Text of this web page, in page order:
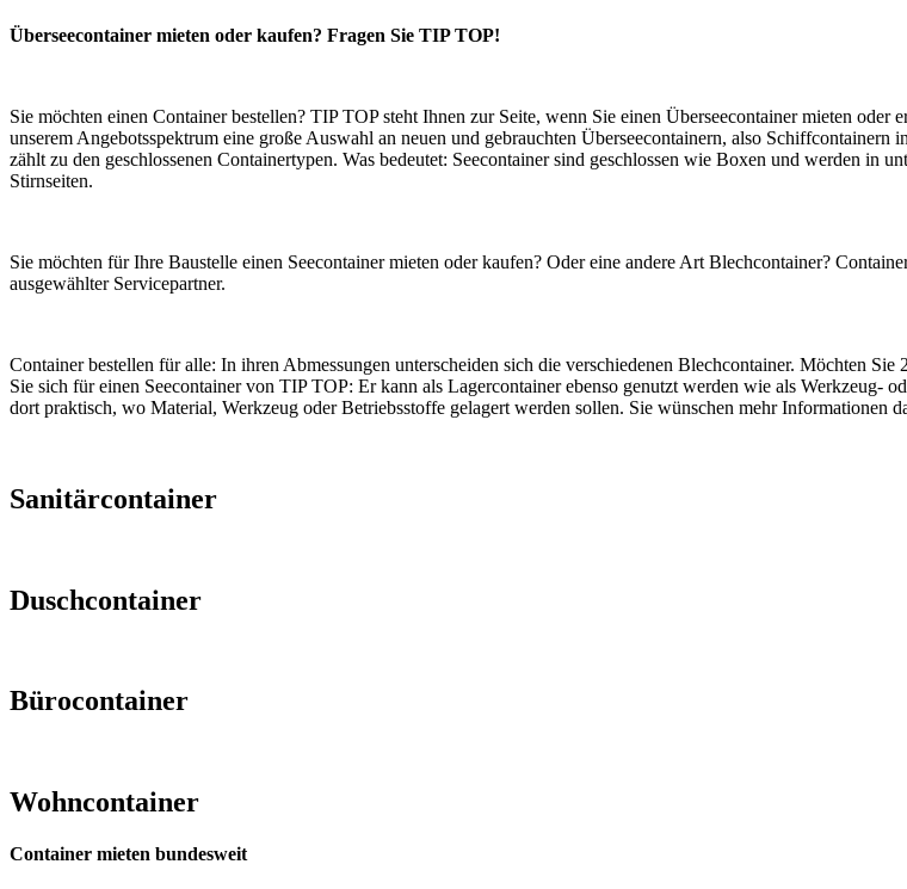
Überseecontainer mieten oder kaufen? Fragen Sie TIP TOP!
Sie möchten einen Container bestellen? TIP TOP steht Ihnen zur Seite, wenn Sie einen Überseecontainer mieten
unserem Angebotsspektrum eine große Auswahl an neuen und gebrauchten Überseecontainern, also
zählt zu den geschlossenen Containertypen. Was bedeutet: Seecontainer sind geschlossen wie Boxen und werden in
Stirnseiten.
Sie möchten für Ihre Baustelle einen Seecontainer mieten oder kaufen? Oder eine andere Art Blechcontainer?
ausgewählter Servicepartner.
Container bestellen für alle: In ihren Abmessungen unterscheiden sich die verschiedenen Blechcontainer. Möchten
Sie sich für einen Seecontainer von TIP TOP: Er kann als Lagercontainer ebenso genutzt werden wie als Werkzeug-
dort praktisch, wo Material, Werkzeug oder Betriebsstoffe gelagert werden sollen. Sie wünschen mehr Informationen
Sanitärcontainer
Duschcontainer
Bürocontainer
Wohncontainer
Container mieten bundesweit